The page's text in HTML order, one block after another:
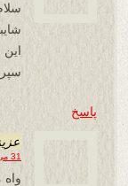
پاسخ
31 می 2019 در 17:33
واه